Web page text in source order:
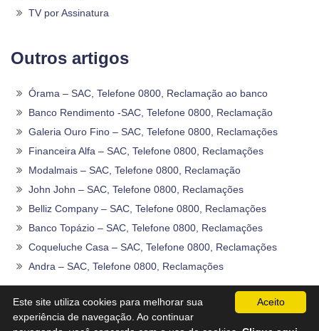
TV por Assinatura
Outros artigos
Órama – SAC, Telefone 0800, Reclamação ao banco
Banco Rendimento -SAC, Telefone 0800, Reclamação
Galeria Ouro Fino – SAC, Telefone 0800, Reclamações
Financeira Alfa – SAC, Telefone 0800, Reclamações
Modalmais – SAC, Telefone 0800, Reclamação
John John – SAC, Telefone 0800, Reclamações
Belliz Company – SAC, Telefone 0800, Reclamações
Banco Topázio – SAC, Telefone 0800, Reclamações
Coqueluche Casa – SAC, Telefone 0800, Reclamações
Andra – SAC, Telefone 0800, Reclamações
Aceito
Este site utiliza cookies para melhorar sua
experiência de navegação. Ao continuar